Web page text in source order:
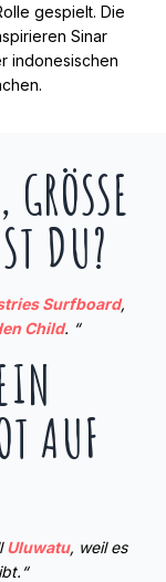
gespielt. Die
Sinar
indonesischen
U
DU?
Surfboard,
Child. “
AUF
Uluwatu, weil es